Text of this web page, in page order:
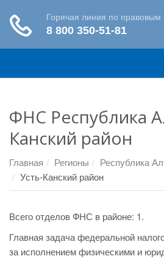
ФНС Республика
Канский район
Главная Регионы
Республика
Усть-Канский район
Всего отделов ФНС в районе: 1.
Главная задача федеральной
за исполнением физическими и